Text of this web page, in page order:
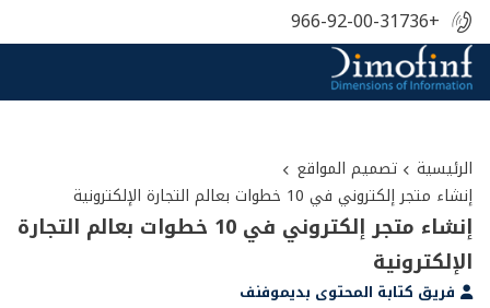
+966-92-00-31736
الرئيسية
تصميم المواقع
إنشاء متجر إلكتروني في 10 خطوات بعالم التجارة الإلكترونية
إنشاء متجر إلكتروني في 10 خطوات بعالم التجارة
الإلكترونية
فريق كتابة المحتوى بديموفنف